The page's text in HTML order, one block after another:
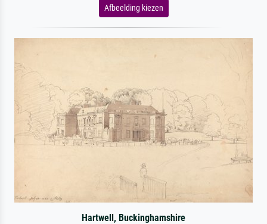
Afbeelding kiezen
Hartwell, Buckinghamshire